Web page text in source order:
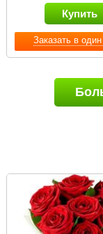
Заказать в
Купить